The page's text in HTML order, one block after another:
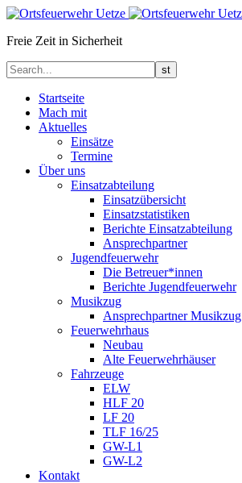
Freie Zeit in Sicherheit
Startseite
Mach mit
Aktuelles
Einsätze
Termine
Über uns
Einsatzabteilung
Einsatzübersicht
Einsatzstatistiken
Berichte Einsatzabteilung
Ansprechpartner
Jugendfeuerwehr
Die Betreuer*innen
Berichte Jugendfeuerwehr
Musikzug
Ansprechpartner Musikzug
Feuerwehrhaus
Neubau
Alte Feuerwehrhäuser
Fahrzeuge
ELW
HLF 20
LF 20
TLF 16/25
GW-L1
GW-L2
Kontakt